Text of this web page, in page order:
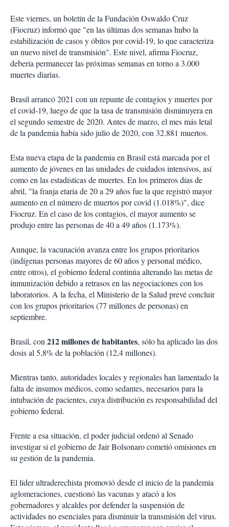
Este viernes, un boletín de la Fundación Oswaldo Cruz
(Fiocruz) informó que "en las últimas dos semanas hubo la
estabilización de casos y óbitos por covid-19, lo que caracteriza
un nuevo nivel de transmisión". Este nivel, afirma Fiocruz,
debería permanecer las próximas semanas en torno a 3.000
muertes diarias.
Brasil arrancó 2021 con un repunte de contagios y muertes por
el covid-19, luego de que la tasa de transmisión disminuyera en
el segundo semestre de 2020. Antes de marzo, el mes más letal
de la pandemia había sido julio de 2020, con 32.881 muertos.
Esta nueva etapa de la pandemia en Brasil está marcada por el
aumento de jóvenes en las unidades de cuidados intensivos, así
como en las estadísticas de muertes. En los primeros días de
abril, "la franja etaria de 20 a 29 años fue la que registró mayor
aumento en el número de muertos por covid (1.018%)", dice
Fiocruz. En el caso de los contagios, el mayor aumento se
produjo entre las personas de 40 a 49 años (1.173%).
Aunque, la vacunación avanza entre los grupos prioritarios
(indígenas personas mayores de 60 años y personal médico,
entre otros), el gobierno federal continúa alterando las metas de
inmunización debido a retrasos en las negociaciones con los
laboratorios. A la fecha, el Ministerio de la Salud prevé concluir
con los grupos prioritarios (77 millones de personas) en
septiembre.
Brasil, con212 millones de habitantes, sólo ha aplicado las dos
dosis al 5,8% de la población (12,4 millones).
Mientras tanto, autoridades locales y regionales han lamentado la
falta de insumos médicos, como sedantes, necesarios para la
intubación de pacientes, cuya distribución es responsabilidad del
gobierno federal.
Frente a esa situación, el poder judicial ordenó al Senado
investigar si el gobierno de Jair Bolsonaro cometió omisiones en
su gestión de la pandemia.
El líder ultraderechista promovió desde el inicio de la pandemia
aglomeraciones, cuestionó las vacunas y atacó a los
gobernadores y alcaldes por defender la suspensión de
actividades no esenciales para disminuir la transmisión del virus.